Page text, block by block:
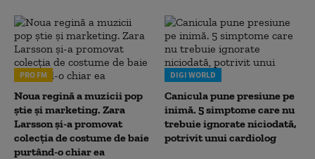
PRO FM
Noua regină a muzicii pop
știe și marketing. Zara
Larsson și-a promovat
colecția de costume de baie
purtând-o chiar ea
DIGI WORLD
Canicula pune presiune pe
inimă. 5 simptome care nu
trebuie ignorate niciodată,
potrivit unui cardiolog